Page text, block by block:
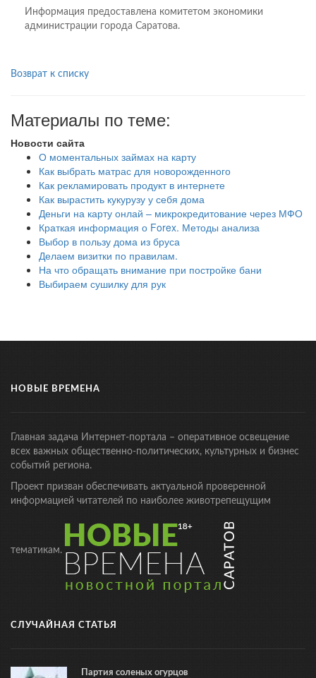
Информация предоставлена комитетом экономики
администрации города Саратова.
Возврат к списку
Материалы по теме:
Новости сайта
О моментальных займах на карту
Как выбрать матрас для новорожденного
Как рекламировать продукт в интернете
Как вырастить кукурузу у себя дома
Деньги на карту онлай – микрокредитование через МФО
Краткая информация о Forex. Методы анализа
Выбор в пользу дома из бруса
Делаем визитки по правилам.
На что обращать внимание при постройке бани
Выбираем сушилку для рук
НОВЫЕ ВРЕМЕНА
Главная задача Интернет-портала – оперативное освещение
всех важных общественно-политических, культурных и бизнес
событий региона.
Проект призван обеспечивать актуальной проверенной
информацией читателей по наиболее животрепещущим
тематикам.
СЛУЧАЙНАЯ СТАТЬЯ
Партия соленых огурцов